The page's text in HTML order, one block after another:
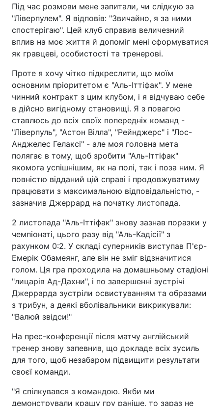
Під час розмови мене запитали, чи слідкую за
"Ліверпулем". Я відповів: "Звичайно, я за ними
спостерігаю". Цей клуб справив величезний
вплив на моє життя й допоміг мені сформуватися
як гравцеві, особистості та тренерові.
Проте я хочу чітко підкреслити, що моїм
основним пріоритетом є "Аль-Іттіфак". У мене
чинний контракт з цим клубом, і я відчуваю себе
в дійсно вигідному становищі. Я з повагою
ставлюсь до всіх своїх попередніх команд -
"Ліверпуль", "Астон Вілла", "Рейнджерс" і "Лос-
Анджелес Гелаксі" - але моя головна мета
полягає в тому, щоб зробити "Аль-Іттіфак"
якомога успішнішим, як на полі, так і поза ним. Я
повністю відданий цій справі і продовжуватиму
працювати з максимальною відповідальністю, -
зазначив Джеррард на початку листопада.
2 листопада "Аль-Іттіфак" знову зазнав поразки у
чемпіонаті, цього разу від "Аль-Кадісії" з
рахунком 0:2. У складі суперників виступав П'єр-
Емерік Обамеянг, але він не зміг відзначитися
голом. Ця гра проходила на домашньому стадіоні
"лицарів Ад-Дахни", і по завершенні зустрічі
Джеррарда зустріли освистуванням та образами
з трибун, а деякі вболівальники викрикували:
"Валюй звідси!"
На прес-конференції після матчу англійський
тренер знову запевнив, що докладе всіх зусиль
для того, щоб незабаром підвищити результати
своєї команди.
"Я спілкувався з командою. Якби ми
демонстрували кращу гру раніше, то зараз не